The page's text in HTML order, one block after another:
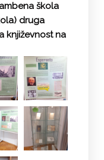
škola
druga
književnost na